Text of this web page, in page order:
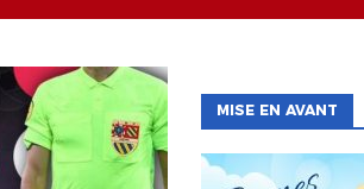
MISE EN AVANT